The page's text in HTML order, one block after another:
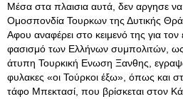
Μέσα στα πλαισια αυτά, δεν αργησε να
Ομοσπονδία Τουρκων της Δυτικής
Αφου αναφέρει στο κειμενό της για τον
φασισμό των Ελλήνων συμπολιτών,
άτυπη Τουρκική Ενωση Ξανθης,
φυλακες «οι Τούρκοι έξω», όπως και
τάφο Μπεκτασί, που βρίσκεται στον